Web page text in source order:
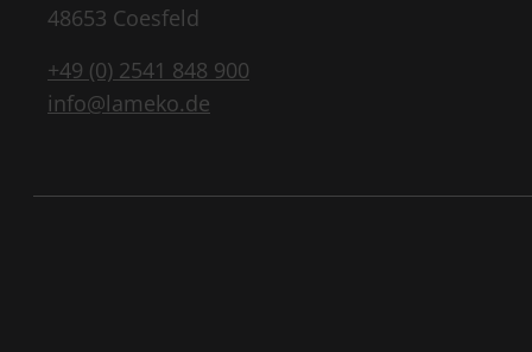
48653 Coesfeld
+49 (0) 2541 848 900
info@lameko.de